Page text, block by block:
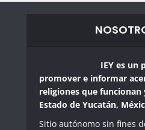
IEY es un
promover e informar
religiones que funcionan
Estado de Yucatán,
Sitio autónomo sin fines